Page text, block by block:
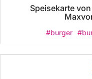
Speisekarte
#burger